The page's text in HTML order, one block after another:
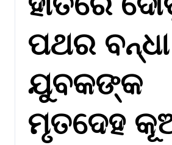
ପଥର ବନ୍ଧା
ଯୁବକଙ୍କ
ମୃତଦେହ